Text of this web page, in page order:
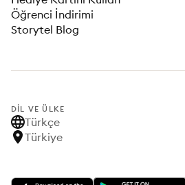
Öğrenci İndirimi
Storytel Blog
DIL VE ÜLKE
Türkçe
Türkiye